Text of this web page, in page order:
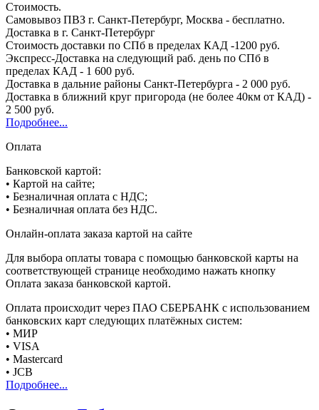
Стоимость.
Самовывоз ПВЗ г. Санкт-Петербург, Москва - бесплатно.
Доставка в г. Санкт-Петербург
Стоимость доставки по СПб в пределах КАД -1200 руб.
Экспресс-Доставка на следующий раб. день по СПб в
пределах КАД - 1 600 руб.
Доставка в дальние районы Санкт-Петербурга - 2 000 руб.
Доставка в ближний круг пригорода (не более 40км от КАД) -
2 500 руб.
Подробнее...
Оплата
Банковской картой:
• Картой на сайте;
• Безналичная оплата с НДС;
• Безналичная оплата без НДС.
Онлайн-оплата заказа картой на сайте
Для выбора оплаты товара с помощью банковской карты на
соответствующей странице необходимо нажать кнопку
Оплата заказа банковской картой.
Оплата происходит через ПАО СБЕРБАНК с использованием
банковских карт следующих платёжных систем:
• МИР
• VISA
• Mastercard
• JCB
Подробнее...